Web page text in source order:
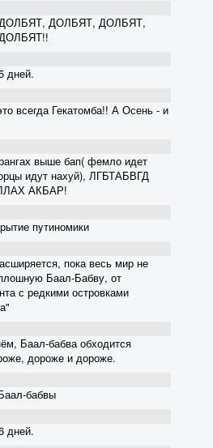
ДОЛБЯТ, ДОЛБЯТ, ДОЛБЯТ,
дней.
всегда Гекатомба!! А Осень - и
выше бап( фемло идет
идут нахуй), ЛГБТАБВГД
АКБАР!
пyтиномики
пока весь мир не
Баал-Бабву, от
с редкими островками
Баал-бабва обходится
дороже и дороже.
бабвы
дней.